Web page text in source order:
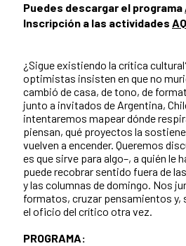
Puedes descargar el programa
Inscripción a las actividades
¿Sigue existiendo la crítica
optimistas insisten en que no
cambió de casa, de tono, de
junto a invitados de Argentina,
intentaremos mapear dónde
piensan, qué proyectos la
vuelven a encender. Queremos
es que sirve para algo–, a quién le
puede recobrar sentido fuera de
y las columnas de domingo. Nos
formatos, cruzar pensamientos y,
el oficio del crítico otra vez.
PROGRAMA: